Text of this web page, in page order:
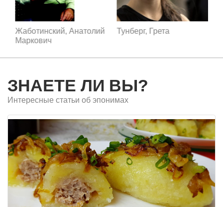
Жаботинский, Анатолий
Маркович
Тунберг, Грета
ЗНАЕТЕ ЛИ ВЫ?
Интересные статьи об эпонимах